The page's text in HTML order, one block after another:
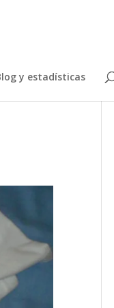
y estadísticas